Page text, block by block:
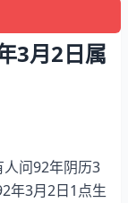
3月2日属
问92年阴历3
年3月2日1点生